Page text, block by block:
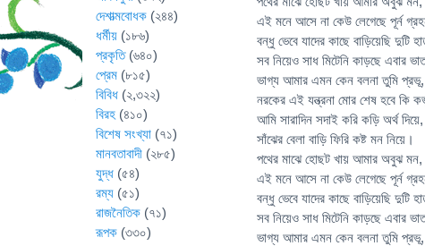
এই মনে আসে না কেউ লেগেছে পূর্ন
বন্ধু ভেবে যাদের কাছে বাড়িয়েছি দুটি
সব নিয়েও সাধ মিটেনি কাড়ছে এবার
ভাগ্য আমার এমন কেন বলনা তুমি প্রভূ,
নরকের এই যন্ত্রনা মোর শেষ হবে কি
আমি সারাদিন সদাই করি কড়ি অর্থ দিয়ে,
সাঁঝের বেলা বাড়ি ফিরি কষ্ট মন নিয়ে।
পথের মাঝে হোছট খায় আমার অবুঝ মন,
এই মনে আসে না কেউ লেগেছে পূর্ন
বন্ধু ভেবে যাদের কাছে বাড়িয়েছি দুটি
সব নিয়েও সাধ মিটেনি কাড়ছে এবার
ভাগ্য আমার এমন কেন বলনা তুমি প্রভূ,
দেশাত্মবোধক (২৪৪)
ধর্মীয় (১৮৬)
প্রকৃতি(৬৪০)
প্রেম (৮১৫)
বিবিধ (২,৩২২)
বিরহ (৪১০)
বিশেষ সংখ্যা (৭১)
মানবতাবাদী (২৮৫)
যুদ্ধ (৫৪)
রম্য (৫১)
রাজনৈতিক (৭১)
রূপক (৩৩০)